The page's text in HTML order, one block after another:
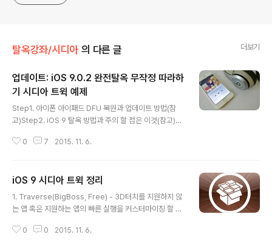
탈옥강좌/시디아 의 다른 글 더보기
업데이트: iOS 9.0.2 완전탈옥 무작정 따라하
기 시디아 트윅 예제
Step1. 아이폰 아이패드 DFU 복원과 업데이트 방법(참
고)Step2. iOS 9 탈옥 방법과 주의 할 점은 이것(참고)St
4. 시디아 로딩 속도 향상 ① SFTP 클라이언트(WinSCP,
cations\Cydia\ 에서 'OO.lproj' 폴더가 있는데, 여기서
ko.lproj 폴더를 제외한 모든 폴더를 '백업' 후 삭제합니다.
③ 이제 ko.lproj 폴더명을 en.lproj로 변경합니다. Step
이 평소 사용하던 트윅을 iOS ..
0 7 2015. 11. 6.
iOS 9 시디아 트윅 정리
1. Traverse(BigBoss, Free) - 3D터치를 지원하지 않
는 앱 혹은 지원하는 앱의 빠른 실행을 커스터마이징 할 수
3.com/repo'다. 2. LockBeam(BigBoss, Free) - 후
0 0 2015. 11. 6.